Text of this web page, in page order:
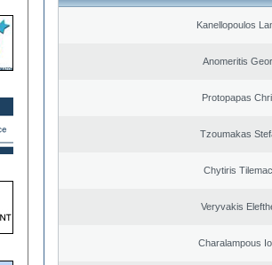
Kanellopoulos
Anomeritis
Protopapas
Tzoumakas
Chytiris
Veryvakis
Charalampous